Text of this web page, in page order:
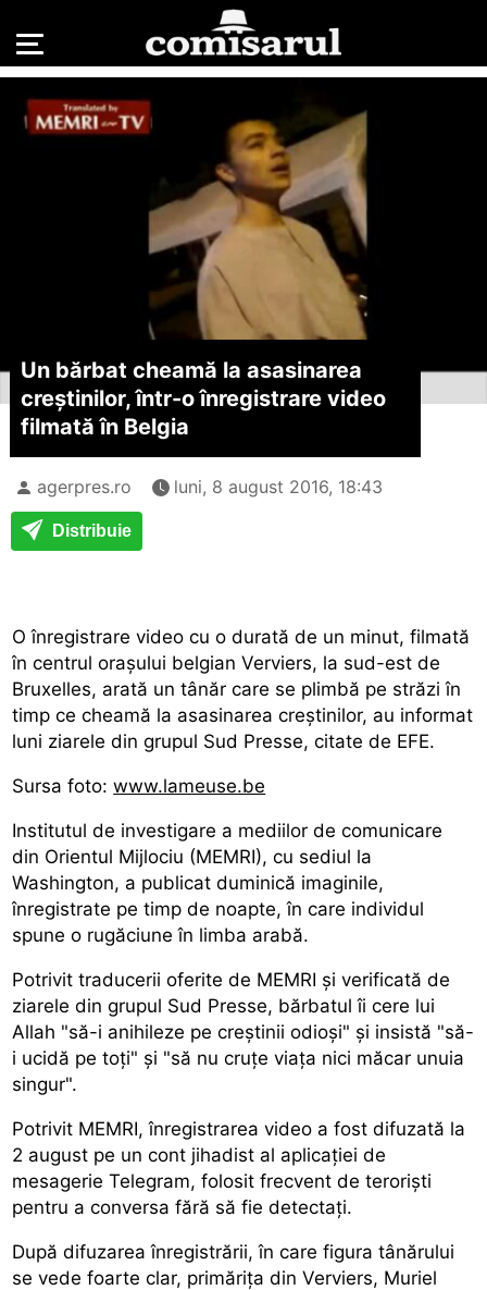
Un bărbat cheamă la asasinarea
creștinilor, într-o înregistrare video
filmată în Belgia
agerpres.ro luni, 8 august 2016, 18:43
Distribuie
O înregistrare video cu o durată de un minut, filmată
în centrul orașului belgian Verviers, la sud-est de
Bruxelles, arată un tânăr care se plimbă pe străzi în
timp ce cheamă la asasinarea creștinilor, au informat
luni ziarele din grupul Sud Presse, citate de EFE.
Sursa foto:www.lameuse.be
Institutul de investigare a mediilor de comunicare
din Orientul Mijlociu (MEMRI), cu sediul la
Washington, a publicat duminică imaginile,
înregistrate pe timp de noapte, în care individul
spune o rugăciune în limba arabă.
Potrivit traducerii oferite de MEMRI și verificată de
ziarele din grupul Sud Presse, bărbatul îi cere lui
Allah "să-i anihileze pe creștinii odioși" și insistă "să-
i ucidă pe toți" și "să nu cruțe viața nici măcar unuia
singur".
Potrivit MEMRI, înregistrarea video a fost difuzată la
2 august pe un cont jihadist al aplicației de
mesagerie Telegram, folosit frecvent de teroriști
pentru a conversa fără să fie detectați.
După difuzarea înregistrării, în care figura tânărului
se vede foarte clar, primărița din Verviers, Muriel